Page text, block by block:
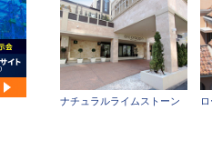
ナチュラルライムストーン